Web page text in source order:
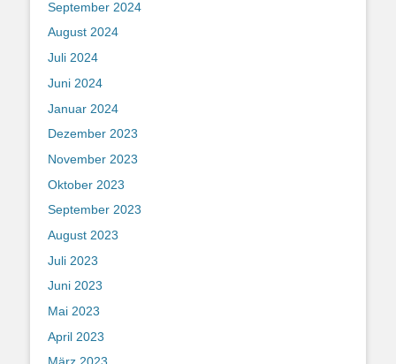
September 2024
August 2024
Juli 2024
Juni 2024
Januar 2024
Dezember 2023
November 2023
Oktober 2023
September 2023
August 2023
Juli 2023
Juni 2023
Mai 2023
April 2023